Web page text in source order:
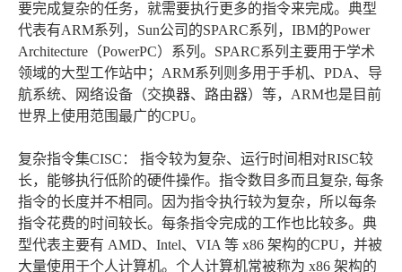
要完成复杂的任务，就需要执行更多的指令来完成。典型
代表有ARM系列，Sun公司的SPARC系列，IBM的Power
Architecture（PowerPC）系列。SPARC系列主要用于学术
领域的大型工作站中；ARM系列则多用于手机、PDA、导
航系统、网络设备（交换器、路由器）等，ARM也是目前
世界上使用范围最广的CPU。
复杂指令集CISC： 指令较为复杂、运行时间相对RISC较
长，能够执行低阶的硬件操作。指令数目多而且复杂, 每条
指令的长度并不相同。因为指令执行较为复杂，所以每条
指令花费的时间较长。每条指令完成的工作也比较多。典
型代表主要有 AMD、Intel、VIA 等 x86 架构的CPU，并被
大量使用于个人计算机。个人计算机常被称为 x86 架构的